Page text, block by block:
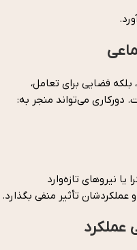
فضایی برای تعامل،
دورکاری می‌تواند منجر به:
یا نیروهای تازه‌وارد
عملکردشان تأثیر منفی بگذارد.
عملکرد